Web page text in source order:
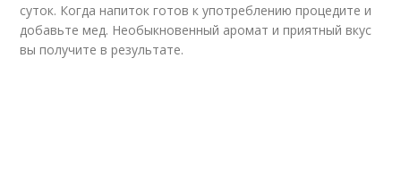
суток. Когда напиток готов к употреблению процедите и
добавьте мед. Необыкновенный аромат и приятный вкус
вы получите в результате.